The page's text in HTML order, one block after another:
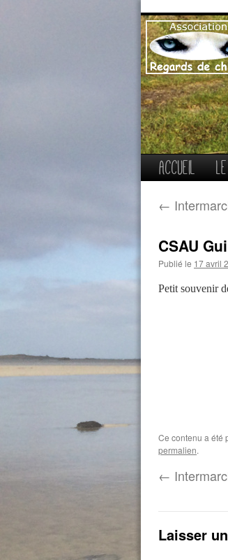
Aller
Accueil
←
CSAU
Publié le 17 avril
Petit souvenir
Ce contenu a été
permalien.
←
Laisser